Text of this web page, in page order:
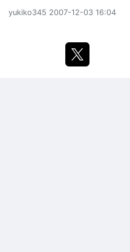
yukiko345 2007-12-03 16:04